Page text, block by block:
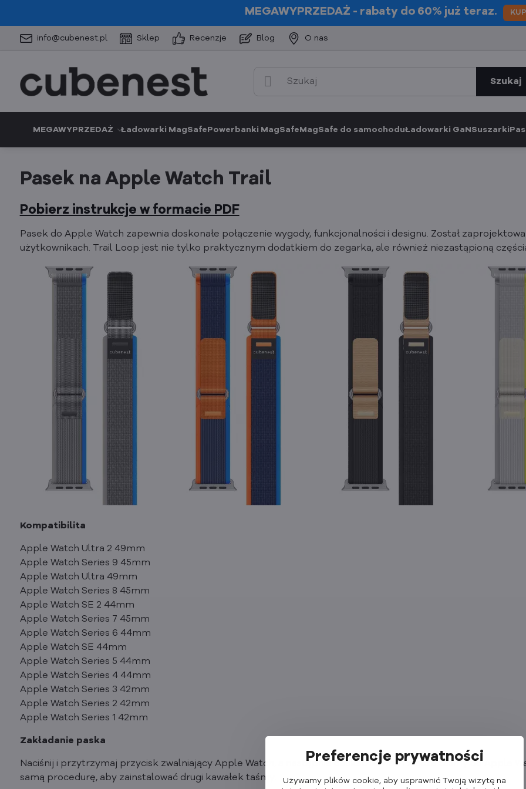
MEGAWYPRZEDAŻ - rabaty do 60% już teraz.
info@cubenest.pl Sklep Recenzje Blog O nas
Szukaj
MEGAWYPRZEDAŻ Ładowarki MagSafe Powerbanki MagSafe MagSafe do samochoduŁadowarki GaN Suszarki
Pasek na Apple Watch Trail
Pobierz instrukcje w formacie PDF
Pasek do Apple Watch zapewnia doskonałe połączenie wygody, funkcjonalności i designu. Został
użytkownikach. Trail Loop jest nie tylko praktycznym dodatkiem do zegarka, ale również niezastąpioną
Kompatibilita
Apple Watch Ultra 2 49mm
Apple Watch Series 9 45mm
Apple Watch Ultra 49mm
Apple Watch Series 8 45mm
Apple Watch SE 2 44mm
Apple Watch Series 7 45mm
Apple Watch Series 6 44mm
Apple Watch SE 44mm
Apple Watch Series 5 44mm
Apple Watch Series 4 44mm
Apple Watch Series 3 42mm
Apple Watch Series 2 42mm
Apple Watch Series 1 42mm
Zakładanie paska
Naciśnij i przytrzymaj przycisk zwalniający Apple Watch, a następnie delikatnie wsuń złącze taśmy do Apple
samą procedurę, aby zainstalować drugi kawałek taśmy.
Preferencje prywatności
Używamy plików cookie, aby usprawnić Twoją wizytę na